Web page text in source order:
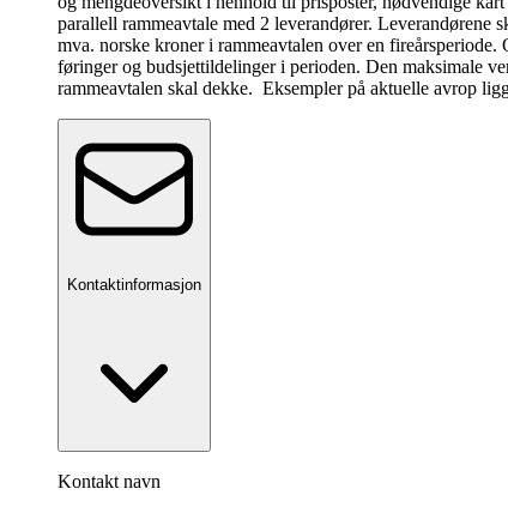
parallell rammeavtale med 2 leverandører. Leverandørene
mva. norske kroner i rammeavtalen over en
føringer og budsjettildelinger i perioden. Den maksimale
rammeavtalen skal dekke. Eksempler på aktuelle avrop
Kontaktinformasjon
Kontakt navn